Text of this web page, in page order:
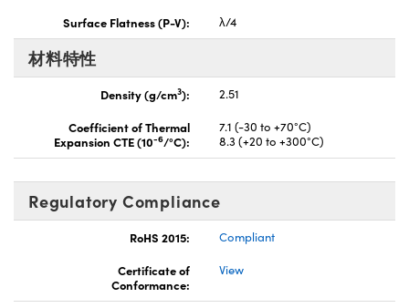
Surface Flatness (P-V):
λ/4
材料特性
Density (g/cm3):
2.51
Coefficient of Thermal
Expansion CTE (10-6/°C):
7.1 (-30 to +70°C)
8.3 (+20 to +300°C)
Regulatory Compliance
RoHS 2015:
Compliant
Certificate of
Conformance:
View